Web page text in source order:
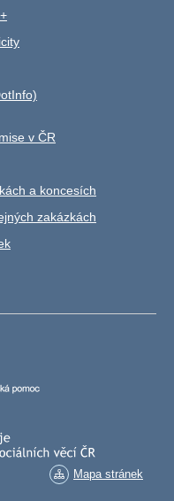
v ČR
a koncesích
zakázkách
Mapa stránek